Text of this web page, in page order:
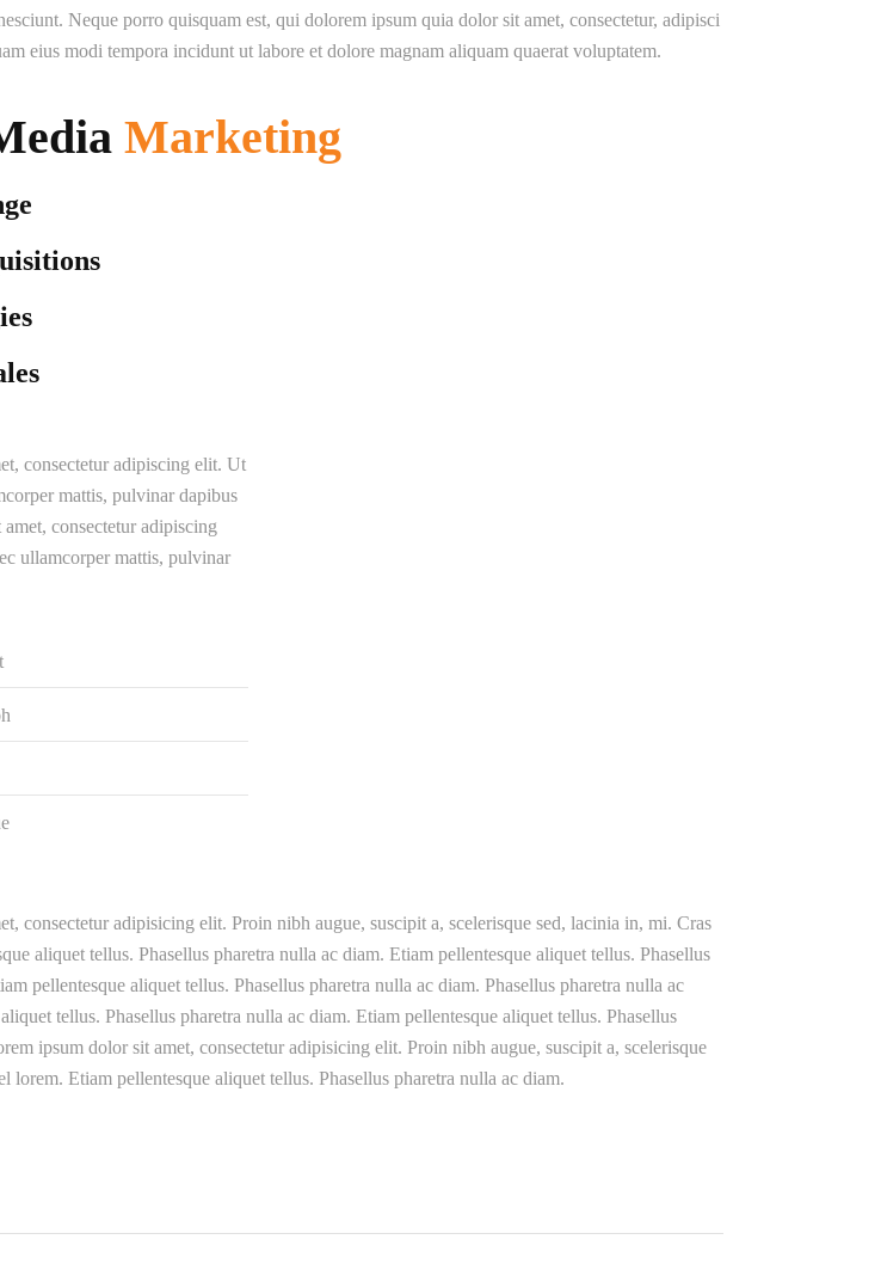
Neque porro quisquam est, qui dolorem ipsum quia dolor sit amet, consectetur, adipisci
eius modi tempora incidunt ut labore et dolore magnam aliquam quaerat voluptatem.
Marketing
consectetur adipiscing elit. Ut
mattis, pulvinar dapibus
consectetur adipiscing
ullamcorper mattis, pulvinar
consectetur adipisicing elit. Proin nibh augue, suscipit a, scelerisque sed, lacinia in, mi. Cras
aliquet tellus. Phasellus pharetra nulla ac diam. Etiam pellentesque aliquet tellus. Phasellus
pellentesque aliquet tellus. Phasellus pharetra nulla ac diam. Phasellus pharetra nulla ac
tellus. Phasellus pharetra nulla ac diam. Etiam pellentesque aliquet tellus. Phasellus
ipsum dolor sit amet, consectetur adipisicing elit. Proin nibh augue, suscipit a, scelerisque
lorem. Etiam pellentesque aliquet tellus. Phasellus pharetra nulla ac diam.